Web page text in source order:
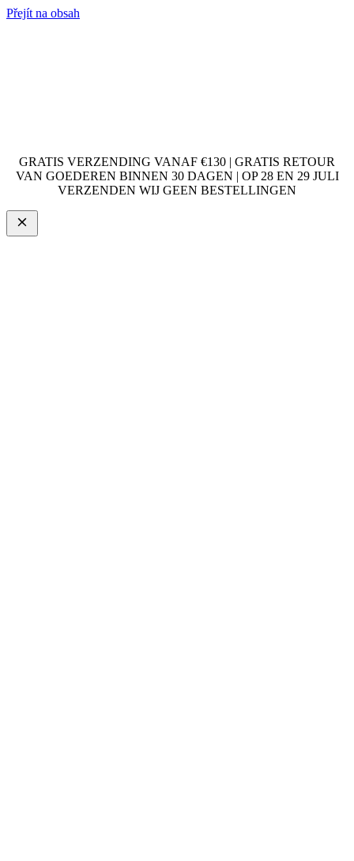
Přejít na obsah
GRATIS VERZENDING VANAF €130 | GRATIS RETOUR
VAN GOEDEREN BINNEN 30 DAGEN | OP 28 EN 29 JULI
VERZENDEN WIJ GEEN BESTELLINGEN